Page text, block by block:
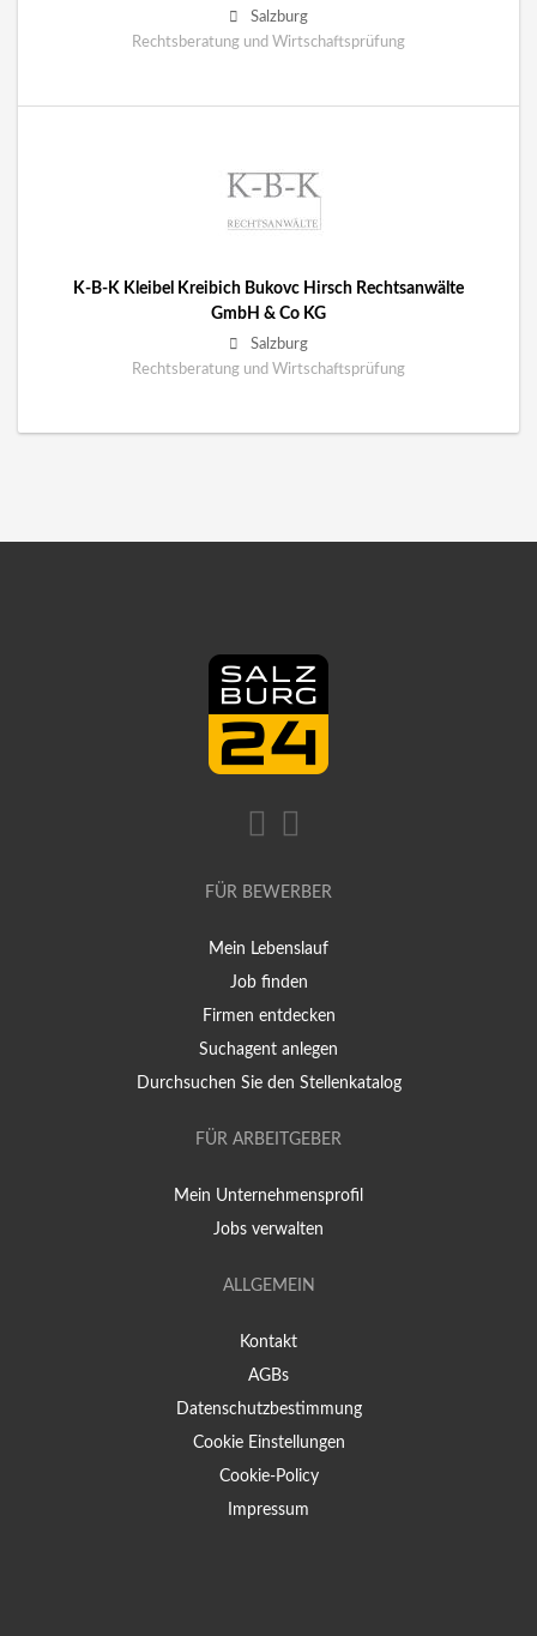
Salzburg
Rechtsberatung und Wirtschaftsprüfung
K-B-K Kleibel Kreibich Bukovc Hirsch Rechtsanwälte
GmbH & Co KG
Salzburg
Rechtsberatung und Wirtschaftsprüfung
FÜR BEWERBER
Mein Lebenslauf
Job finden
Firmen entdecken
Suchagent anlegen
Durchsuchen Sie den Stellenkatalog
FÜR ARBEITGEBER
Mein Unternehmensprofil
Jobs verwalten
ALLGEMEIN
Kontakt
AGBs
Datenschutzbestimmung
Cookie Einstellungen
Cookie-Policy
Impressum